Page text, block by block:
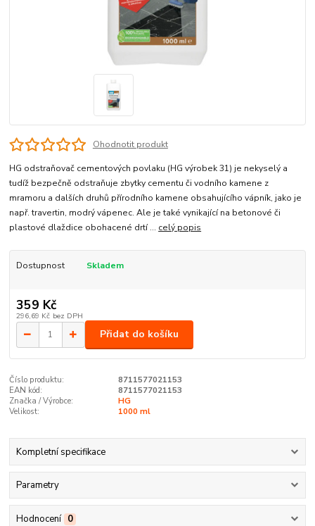
Ohodnotit produkt
HG odstraňovač cementových povlaku (HG výrobek 31) je nekyselý a
tudíž bezpečně odstraňuje zbytky cementu či vodního kamene z
mramoru a dalších druhů přírodního kamene obsahujícího vápník, jako je
např. travertin, modrý vápenec. Ale je také vynikající na betonové či
plastové dlaždice obohacené drtí ... celý popis
Dostupnost Skladem
359 Kč
296,69 Kč bez DPH
Přidat do košíku
Číslo produktu:
8711577021153
EAN kód:
8711577021153
Značka / Výrobce:
HG
Velikost:
1000 ml
Kompletní specifikace
Parametry
Hodnocení 0